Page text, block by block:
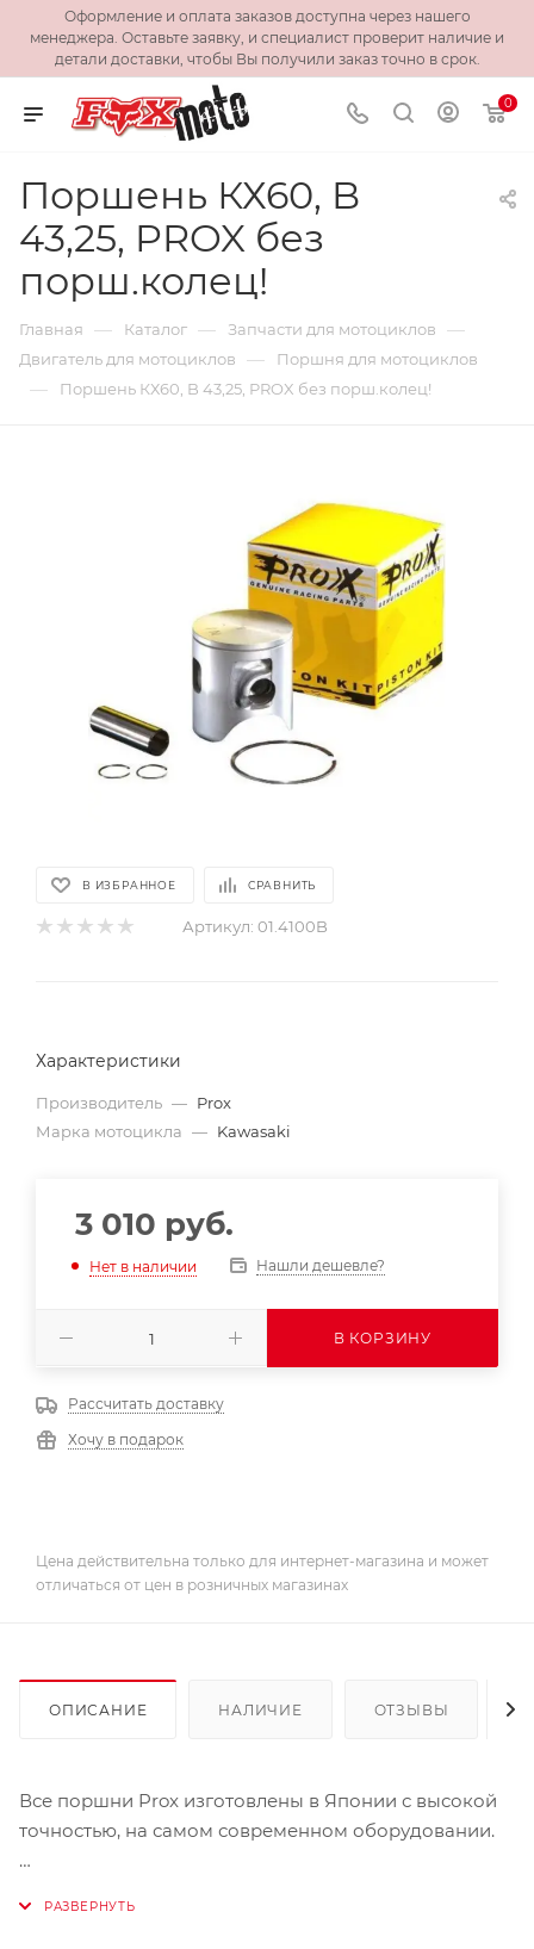
Оформление и оплата заказов доступна через нашего
менеджера. Оставьте заявку, и специалист проверит наличие и
детали доставки, чтобы Вы получили заказ точно в срок.
0
Поршень КХ60, B
43,25, PROX без
порш.колец!
Главная — Каталог — Запчасти для мотоциклов —
Двигатель для мотоциклов — Поршня для мотоциклов
— Поршень КХ60, B 43,25, PROX без порш.колец!
В ИЗБРАННОЕ СРАВНИТЬ
Артикул: 01.4100B
Характеристики
Производитель — Prox
Марка мотоцикла — Kawasaki
3 010 руб.
Нет в наличии Нашли дешевле?
В КОРЗИНУ
Рассчитать доставку
Хочу в подарок
Цена действительна только для интернет-магазина и может
отличаться от цен в розничных магазинах
ОПИСАНИЕ НАЛИЧИЕ ОТЗЫВЫ
Все поршни Prox изготовлены в Японии с высокой
точностью, на самом современном оборудовании.